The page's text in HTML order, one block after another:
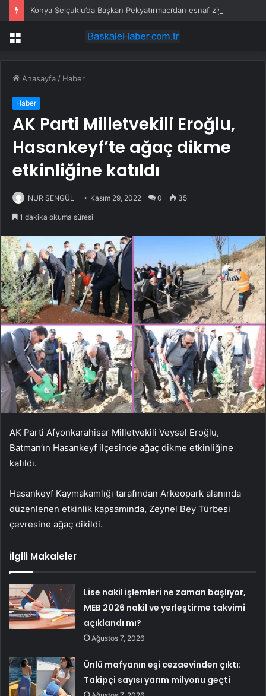
Konya Selçuklu’da Başkan Pekyatırmacı’dan esnaf ziyareti
Menü
Anasayfa / Haber
Haber
AK Parti Milletvekili Eroğlu,
Hasankeyf’te ağaç dikme
etkinliğine katıldı
NUR ŞENGÜL Kasım 29, 2022 0 35
1 dakika okuma süresi
AK Parti Afyonkarahisar Milletvekili Veysel Eroğlu,
Batman’ın Hasankeyf ilçesinde ağaç dikme etkinliğine
katıldı.
Hasankeyf Kaymakamlığı tarafından Arkeopark alanında
düzenlenen etkinlik kapsamında, Zeynel Bey Türbesi
çevresine ağaç dikildi.
İlgili Makaleler
Lise nakil işlemleri ne zaman başlıyor,
MEB 2026 nakil ve yerleştirme takvimi
açıklandı mı?
Ağustos 7, 2026
Ünlü mafyanın eşi cezaevinden çıktı:
Takipçi sayısı yarım milyonu geçti